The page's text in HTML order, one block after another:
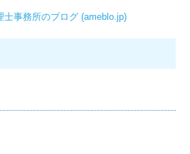
事務所のブログ (ameblo.jp)